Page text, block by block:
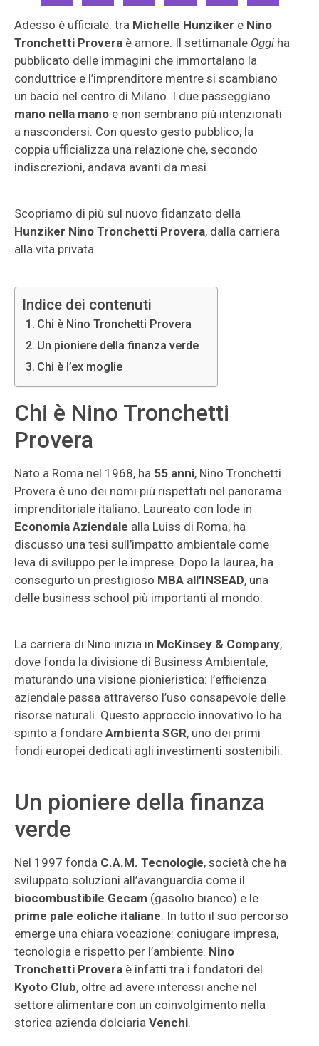
Adesso è ufficiale: tra Michelle Hunziker e Nino
Tronchetti Provera è amore. Il settimanale Oggi ha
pubblicato delle immagini che immortalano la
conduttrice e l’imprenditore mentre si scambiano
un bacio nel centro di Milano. I due passeggiano
mano nella mano e non sembrano più intenzionati
a nascondersi. Con questo gesto pubblico, la
coppia ufficializza una relazione che, secondo
indiscrezioni, andava avanti da mesi.
Scopriamo di più sul nuovo fidanzato della
Hunziker Nino Tronchetti Provera, dalla carriera
alla vita privata.
Indice dei contenuti
Chi è Nino Tronchetti Provera
Un pioniere della finanza verde
Chi è l’ex moglie
Chi è Nino Tronchetti
Provera
Nato a Roma nel 1968, ha 55 anni, Nino Tronchetti
Provera è uno dei nomi più rispettati nel panorama
imprenditoriale italiano. Laureato con lode in
Economia Aziendale alla Luiss di Roma, ha
discusso una tesi sull’impatto ambientale come
leva di sviluppo per le imprese. Dopo la laurea, ha
conseguito un prestigioso MBA all’INSEAD, una
delle business school più importanti al mondo.
La carriera di Nino inizia in McKinsey & Company,
dove fonda la divisione di Business Ambientale,
maturando una visione pionieristica: l’efficienza
aziendale passa attraverso l’uso consapevole delle
risorse naturali. Questo approccio innovativo lo ha
spinto a fondare Ambienta SGR, uno dei primi
fondi europei dedicati agli investimenti sostenibili.
Un pioniere della finanza
verde
Nel 1997 fonda C.A.M. Tecnologie, società che ha
sviluppato soluzioni all’avanguardia come il
biocombustibile Gecam (gasolio bianco) e le
prime pale eoliche italiane. In tutto il suo percorso
emerge una chiara vocazione: coniugare impresa,
tecnologia e rispetto per l’ambiente. Nino
Tronchetti Provera è infatti tra i fondatori del
Kyoto Club, oltre ad avere interessi anche nel
settore alimentare con un coinvolgimento nella
storica azienda dolciaria Venchi.